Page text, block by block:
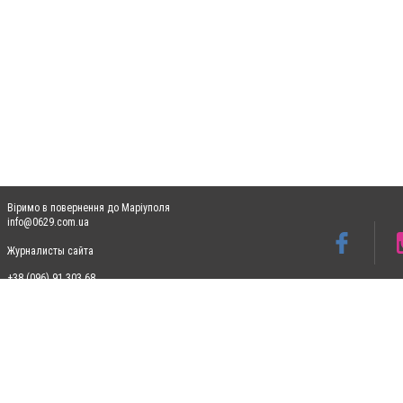
Віримо в повернення до Маріуполя
info@0629.com.ua
Журналисты сайта
+38 (096) 91 303 68